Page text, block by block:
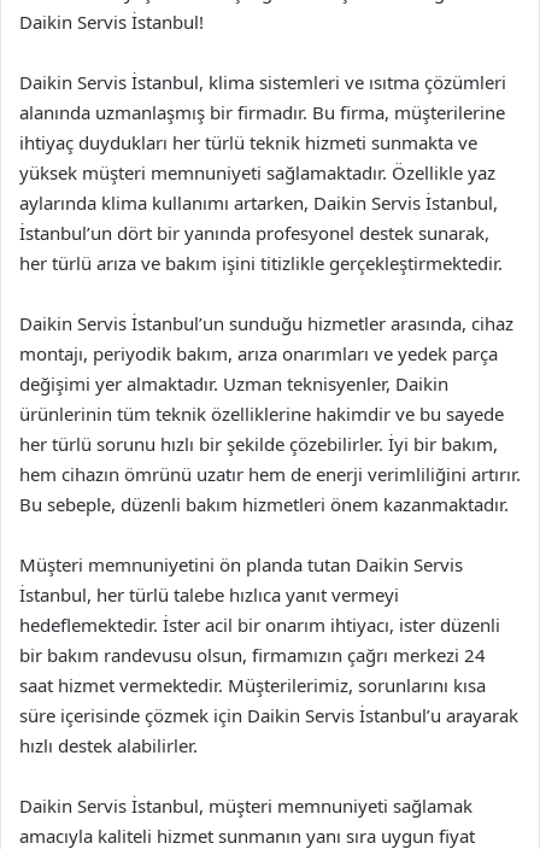
Daikin Servis İstanbul!
Daikin Servis İstanbul, klima sistemleri ve ısıtma çözümleri
alanında uzmanlaşmış bir firmadır. Bu firma, müşterilerine
ihtiyaç duydukları her türlü teknik hizmeti sunmakta ve
yüksek müşteri memnuniyeti sağlamaktadır. Özellikle yaz
aylarında klima kullanımı artarken, Daikin Servis İstanbul,
İstanbul’un dört bir yanında profesyonel destek sunarak,
her türlü arıza ve bakım işini titizlikle gerçekleştirmektedir.
Daikin Servis İstanbul’un sunduğu hizmetler arasında, cihaz
montajı, periyodik bakım, arıza onarımları ve yedek parça
değişimi yer almaktadır. Uzman teknisyenler, Daikin
ürünlerinin tüm teknik özelliklerine hakimdir ve bu sayede
her türlü sorunu hızlı bir şekilde çözebilirler. İyi bir bakım,
hem cihazın ömrünü uzatır hem de enerji verimliliğini artırır.
Bu sebeple, düzenli bakım hizmetleri önem kazanmaktadır.
Müşteri memnuniyetini ön planda tutan Daikin Servis
İstanbul, her türlü talebe hızlıca yanıt vermeyi
hedeflemektedir. İster acil bir onarım ihtiyacı, ister düzenli
bir bakım randevusu olsun, firmamızın çağrı merkezi 24
saat hizmet vermektedir. Müşterilerimiz, sorunlarını kısa
süre içerisinde çözmek için Daikin Servis İstanbul’u arayarak
hızlı destek alabilirler.
Daikin Servis İstanbul, müşteri memnuniyeti sağlamak
amacıyla kaliteli hizmet sunmanın yanı sıra uygun fiyat